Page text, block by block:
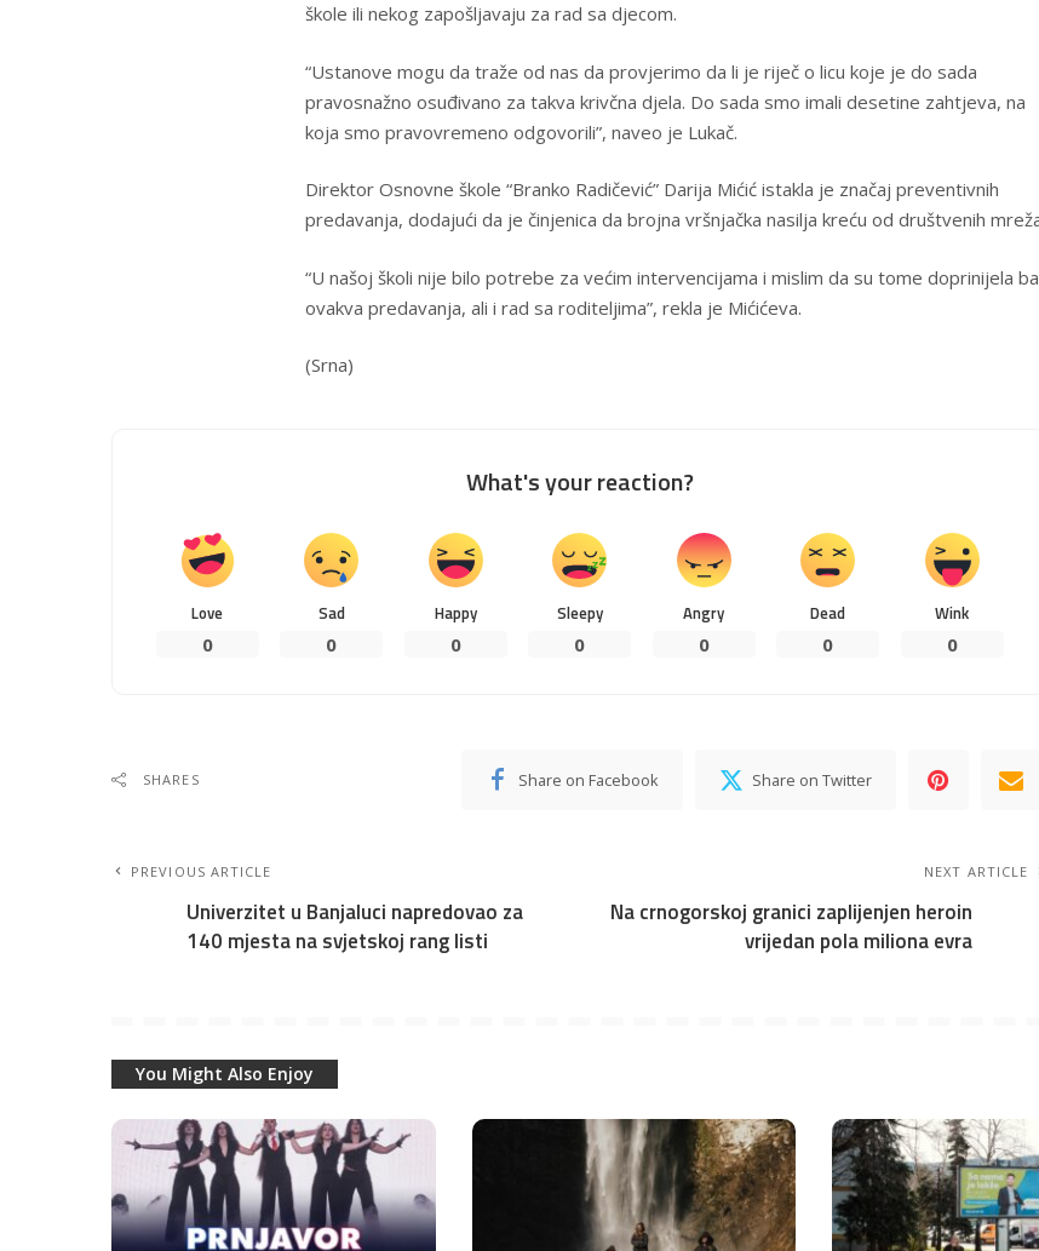
škole ili nekog zapošljavaju za rad sa djecom.
“Ustanove mogu da traže od nas da provjerimo da li je riječ o licu koje je do sada
pravosnažno osuđivano za takva krivčna djela. Do sada smo imali desetine zahtjeva, na
koja smo pravovremeno odgovorili”, naveo je Lukač.
Direktor Osnovne škole “Branko Radičević” Darija Mićić istakla je značaj preventivnih
predavanja, dodajući da je činjenica da brojna vršnjačka nasilja kreću od društvenih
“U našoj školi nije bilo potrebe za većim intervencijama i mislim da su tome doprinijela
ovakva predavanja, ali i rad sa roditeljima”, rekla je Mićićeva.
(Srna)
What's your reaction?
Love
0
Sad
0
Happy
0
Sleepy
0
Angry
0
Dead
0
Wink
0
SHARES Share on Facebook Share on Twitter
PREVIOUS ARTICLE
Univerzitet u Banjaluci napredovao za
140 mjesta na svjetskoj rang listi
NEXT ARTICLE
Na crnogorskoj granici zaplijenjen heroin
vrijedan pola miliona evra
You Might Also Enjoy